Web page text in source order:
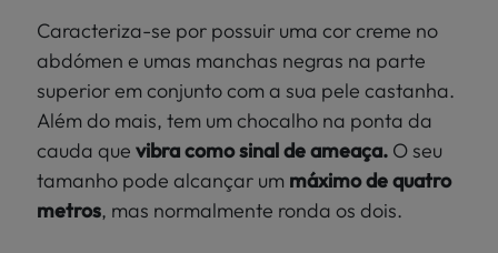
Caracteriza-se por possuir uma cor creme no
abdómen e umas manchas negras na parte
superior em conjunto com a sua pele castanha.
Além do mais, tem um chocalho na ponta da
cauda que vibra como sinal de ameaça. O seu
tamanho pode alcançar um máximo de quatro
metros, mas normalmente ronda os dois.